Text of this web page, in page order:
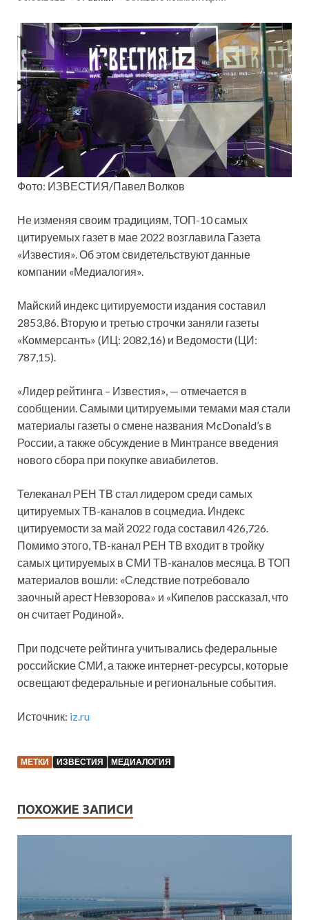
Фото: ИЗВЕСТИЯ/Павел Волков
Не изменяя своим традициям, ТОП-10 самых
цитируемых газет в мае 2022 возглавила Газета
«Известия». Об этом свидетельствуют данные
компании «Медиалогия».
Майский индекс цитируемости издания составил
2853,86. Вторую и третью строчки заняли газеты
«Коммерсанть» (ИЦ: 2082,16) и Ведомости (ЦИ:
787,15).
«Лидер рейтинга – Известия», — отмечается в
сообщении. Самыми цитируемыми темами мая стали
материалы газеты о смене названия McDonald’s в
России, а также обсуждение в Минтрансе введения
нового сбора при покупке авиабилетов.
Телеканал РЕН ТВ стал лидером среди самых
цитируемых ТВ-каналов в соцмедиа. Индекс
цитируемости за май 2022 года составил 426,726.
Помимо этого, ТВ-канал РЕН ТВ входит в тройку
самых цитируемых в СМИ ТВ-каналов месяца. В ТОП
материалов вошли: «Следствие потребовало
заочный арест Невзорова» и «Кипелов рассказал, что
он считает Родиной».
При подсчете рейтинга учитывались федеральные
российские СМИ, а также интернет-ресурсы, которые
освещают федеральные и региональные события.
Источник: iz.ru
МЕТКИ ИЗВЕСТИЯ МЕДИАЛОГИЯ
ПОХОЖИЕ ЗАПИСИ